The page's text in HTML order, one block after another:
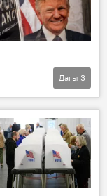
Дагы 3